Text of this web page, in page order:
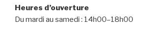
Heures d’ouverture
Du mardi au samedi : 14h00–18h00